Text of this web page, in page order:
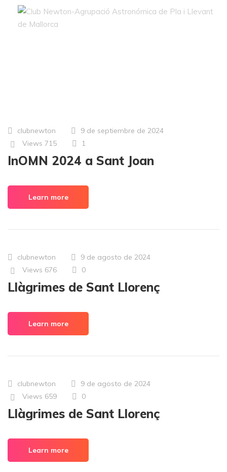
clubnewton
9 de septiembre de 2024
Views 715 1
InOMN 2024 a Sant Joan
Learn more
clubnewton
9 de agosto de 2024
Views 676 0
Llàgrimes de Sant Llorenç
Learn more
clubnewton
9 de agosto de 2024
Views 659 0
Llàgrimes de Sant Llorenç
Learn more